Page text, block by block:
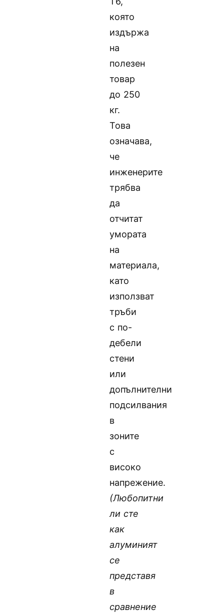
която
издържа
на
полезен
товар
до 250
кг.
Това
означава,
че
инженерите
трябва
да
отчитат
умората
на
материала,
като
използват
тръби
с по-
дебели
стени
или
допълнителни
подсилвания
в
зоните
с
високо
напрежение.
(Любопитни
ли сте
как
алуминият
се
представя
в
сравнение